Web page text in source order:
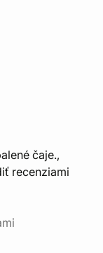
čaje.,
recenziami